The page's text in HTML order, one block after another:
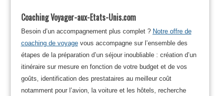
Coaching Voyager-aux-Etats-Unis.com
Besoin d’un accompagnement plus complet ? Notre offre de
coaching de voyagevous accompagne sur l’ensemble des
étapes de la préparation d’un séjour inoubliable : création d’un
itinéraire sur mesure en fonction de votre budget et de vos
goûts, identification des prestataires au meilleur coût
notamment pour l’avion, la voiture et les hôtels, recherche